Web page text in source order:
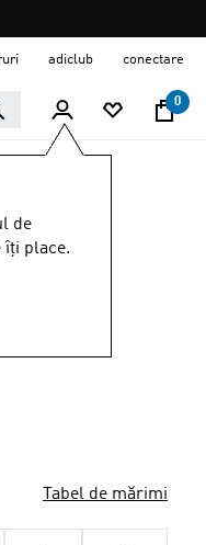
adiclub conectare
0
de
îți place.
Tabel de mărimi